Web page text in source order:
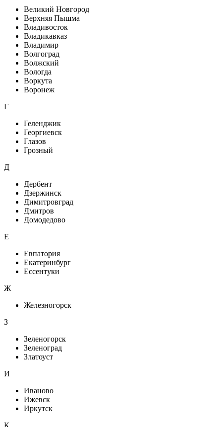
Великий Новгород
Верхняя Пышма
Владивосток
Владикавказ
Владимир
Волгоград
Волжский
Вологда
Воркута
Воронеж
Г
Геленджик
Георгиевск
Глазов
Грозный
Д
Дербент
Дзержинск
Димитровград
Дмитров
Домодедово
Е
Евпатория
Екатеринбург
Ессентуки
Ж
Железногорск
З
Зеленогорск
Зеленоград
Златоуст
И
Иваново
Ижевск
Иркутск
К